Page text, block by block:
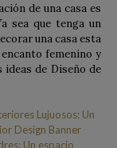
de una casa es
sea que tenga un
una casa esta
femenino y
ideas de Diseño de